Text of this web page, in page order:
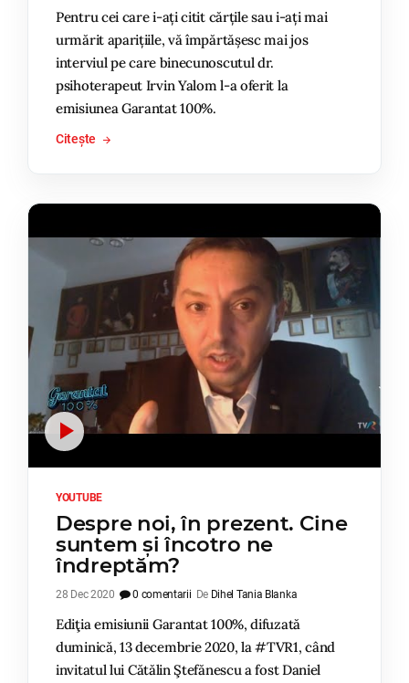
Pentru cei care i-ați citit cărțile sau i-ați mai
urmărit aparițiile, vă împărtășesc mai jos
interviul pe care binecunoscutul dr.
psihoterapeut Irvin Yalom l-a oferit la
emisiunea Garantat 100%.
Citește
YOUTUBE
Despre noi, în prezent. Cine
suntem și încotro ne
îndreptăm?
28 Dec 2020 0 comentarii De Dihel Tania Blanka
Ediţia emisiunii Garantat 100%, difuzată
duminică, 13 decembrie 2020, la #TVR1, când
invitatul lui Cătălin Ştefănescu a fost Daniel